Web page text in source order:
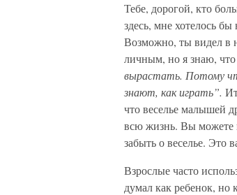
Тебе, дорогой, кто
здесь, мне хотелось
Возможно, ты видел в
личным, но я знаю, что
вырастать. Потому
знают, как играть”.
что веселье малышей
всю жизнь. Вы можете
забыть о веселье. Это
Взрослые часто
думал как ребенок, но